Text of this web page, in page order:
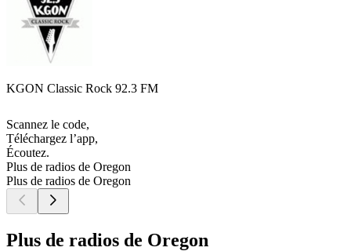
KGON Classic Rock 92.3 FM
Scannez le code,
Téléchargez l’app,
Écoutez.
Plus de radios de Oregon
Plus de radios de Oregon
Plus de radios de Oregon